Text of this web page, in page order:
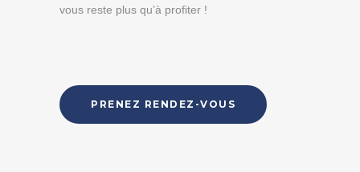
vous reste plus qu’à profiter !
PRENEZ RENDEZ-VOUS